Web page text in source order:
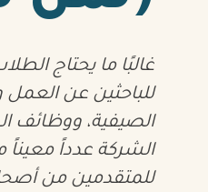
غالبًا ما يحتاج
للباحثين عن العمل
الصيفية، ووظائف
الشركة عدداً
للمتقدمين من